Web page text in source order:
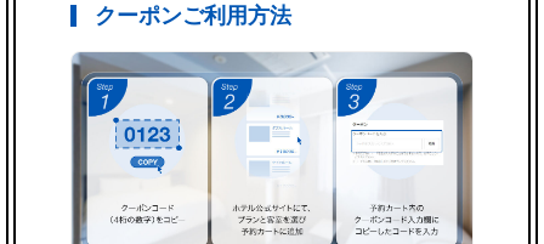
クーポンご利用方法